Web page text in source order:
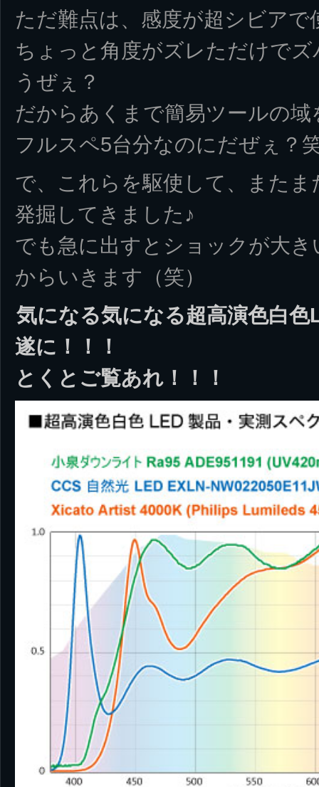
ただ難点は、感度が超シビア
ちょっと角度がズレただけで
うぜぇ？
だからあくまで簡易ツールの
フルスペ5台分なのにだぜぇ？
で、これらを駆使して、また
発掘してきました♪
でも急に出すとショックが大
からいきます（笑）
気になる気になる超高演色白
遂に！！！
とくとご覧あれ！！！